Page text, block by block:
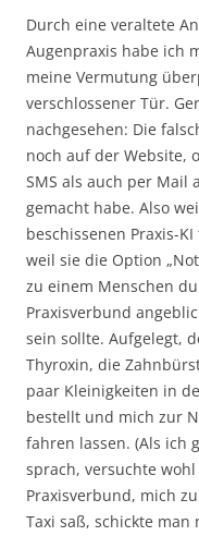
Durch eine veraltete
Augenpraxis habe ich
meine Vermutung
verschlossener Tür.
nachgesehen: Die
noch auf der Website,
SMS als auch per Mail
gemacht habe. Also
beschissenen Praxis-
weil sie die Option
zu einem Menschen
Praxisverbund
sein sollte. Aufgelegt,
Thyroxin, die
paar Kleinigkeiten in
bestellt und mich zur
fahren lassen. (Als ich
sprach, versuchte
Praxisverbund, mich
Taxi saß, schickte